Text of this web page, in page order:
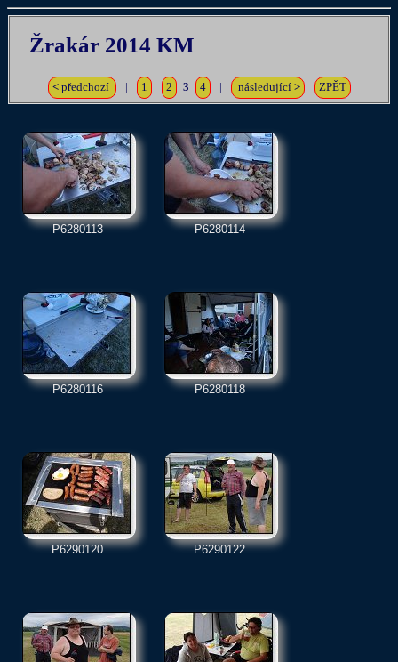
Žrakár 2014 KM
<předchozí 1 2 3 4 následující > ZPĚT
P6280113 P6280114
P6280116 P6280118
P6290120 P6290122